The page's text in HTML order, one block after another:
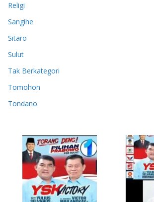
Religi
Sangihe
Sitaro
Sulut
Tak Berkategori
Tomohon
Tondano